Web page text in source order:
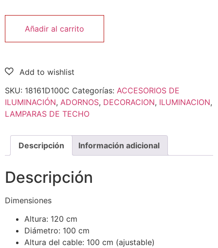
Añadir al carrito
SKU: 18161D100C Categorías: ACCESORIOS DE
ILUMINACIÓN, ADORNOS, DECORACION, ILUMINACION,
LAMPARAS DE TECHO
Descripción Información adicional
Descripción
Dimensiones
Altura: 120 cm
Diámetro: 100 cm
Altura del cable: 100 cm (ajustable)